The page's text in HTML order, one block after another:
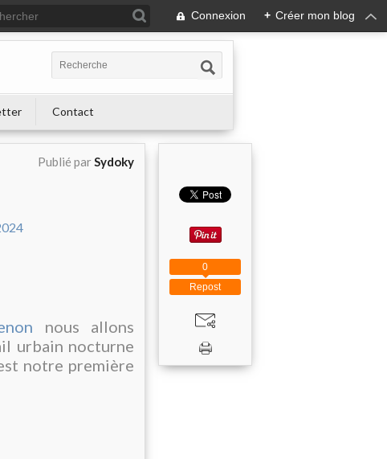
Connexion + Créer mon blog
Contact
Publié parSydoky
nous allons
urbain nocturne
notre première
Repost
0